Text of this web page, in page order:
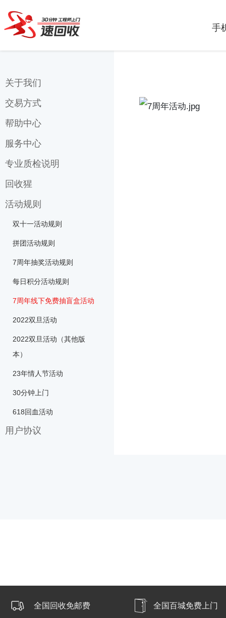
手
关于我们
联系我们
关于速回收
速回收
我们来自哪里?
交易方式
上门交易
在线转账
地铁交易
帮助中心
常见问题
邮寄地址
购物常见问题
回收须知
信用租机
服务中心
质检说明
速回收服务条款
担保交易
专业质检说明
外观成色
屏幕质检
功能检测
硬件检测
回收猩
关于回收猩
回收猩服务条款
回收猩隐私协议
活动规则
双十一活动规则
拼团活动规则
7周年抽奖活动规则
每日积分活动规则
7周年线下免费抽盲盒活动
2022双旦活动
2022双旦活动（其他版
本）
23年情人节活动
30分钟上门
618回血活动
用户协议
全国回收免邮费 全国百城免费上门